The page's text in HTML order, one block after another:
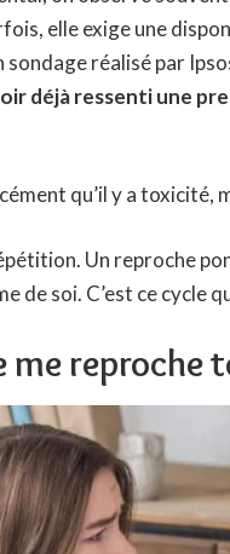
elle exige une
sondage réalisé par
déjà ressenti une
qu’il y a
Un reproche
de soi. C’est ce cycle
me reproche